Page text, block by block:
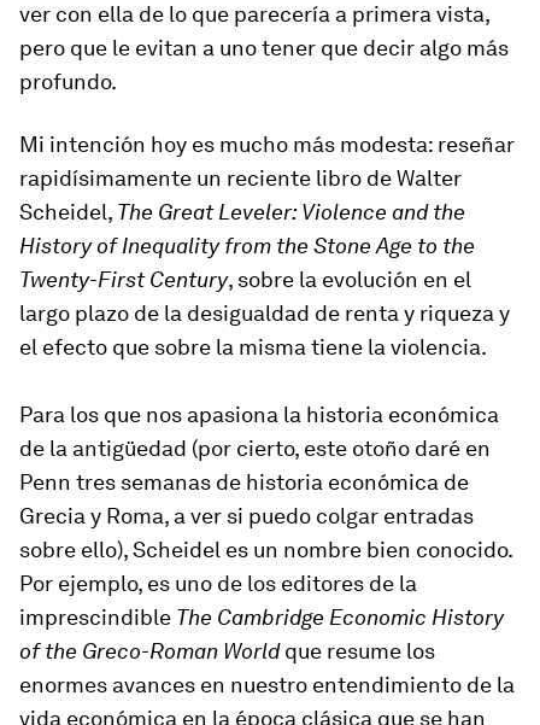
ver con ella de lo que parecería a primera vista,
pero que le evitan a uno tener que decir algo más
profundo.
Mi intención hoy es mucho más modesta: reseñar
rapidísimamente un reciente libro de Walter
Scheidel, The Great Leveler: Violence and the
History of Inequality from the Stone Age to the
Twenty-First Century, sobre la evolución en el
largo plazo de la desigualdad de renta y riqueza y
el efecto que sobre la misma tiene la violencia.
Para los que nos apasiona la historia económica
de la antigüedad (por cierto, este otoño daré en
Penn tres semanas de historia económica de
Grecia y Roma, a ver si puedo colgar entradas
sobre ello), Scheidel es un nombre bien conocido.
Por ejemplo, es uno de los editores de la
imprescindible The Cambridge Economic History
of the Greco-Roman Worldque resume los
enormes avances en nuestro entendimiento de la
vida económica en la época clásica que se han